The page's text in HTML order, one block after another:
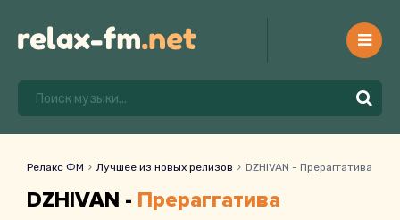
Релакс ФМ Лучшее из новых релизов DZHIVAN - Прераггатива
DZHIVAN - Прераггатива